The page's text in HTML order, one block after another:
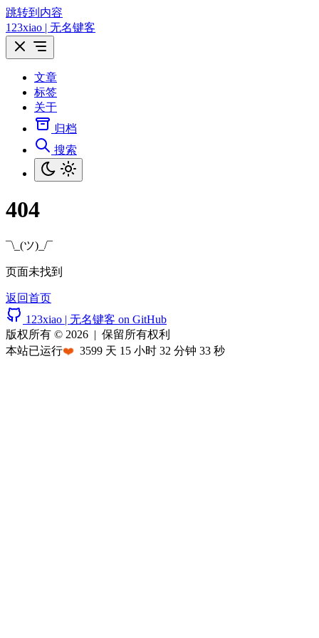
跳转到内容
123xiao | 无名键客
文章
标签
关于
归档
搜索
404
¯\_(ツ)_/¯
页面未找到
返回首页
123xiao | 无名键客 on GitHub
版权所有 © 2026 | 保留所有权利
本站已运行❤️ 3599 天 15 小时 32 分钟 33 秒